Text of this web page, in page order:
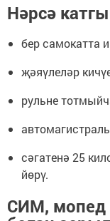
Нәрсә
бер самокатта
җәяүлеләр
рульне
сәгатенә 25
йөрү.
СИМ, мопед